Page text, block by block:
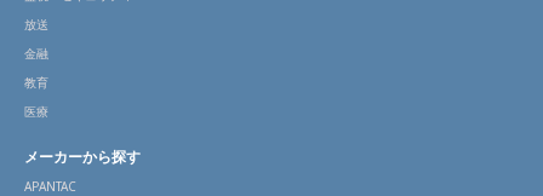
放送
金融
教育
医療
メーカーから探す
APANTAC